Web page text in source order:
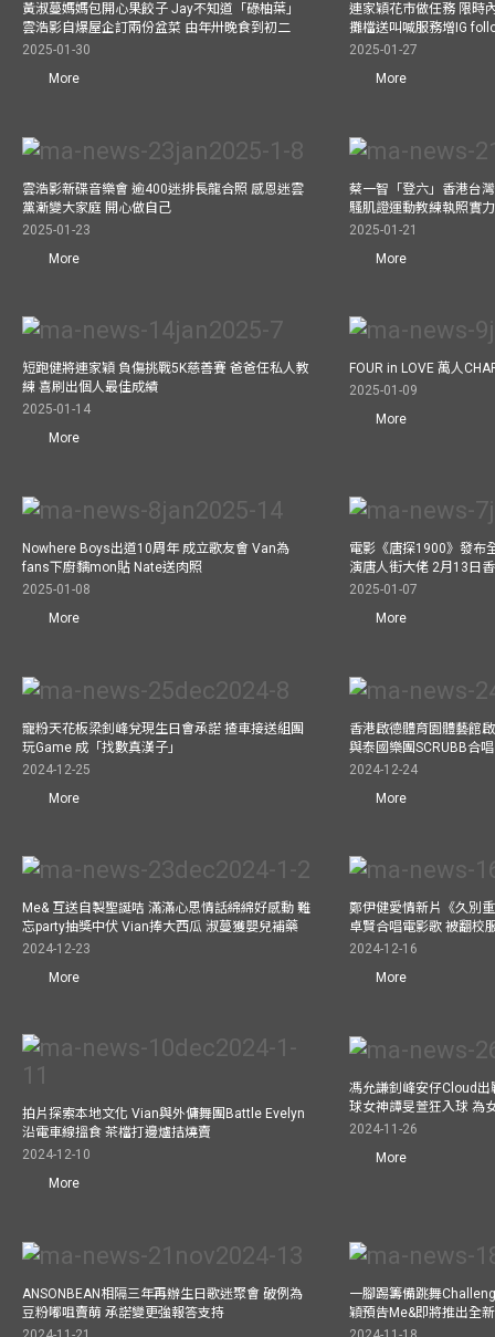
黃淑蔓媽媽包開心果餃子 Jay不知道「碌柚葉」
雲浩影自爆屋企訂兩份盆菜 由年卅晚食到初二
2025-01-30
More
連家穎花市做任務 限時
攤檔送叫喊服務增IG
2025-01-27
More
雲浩影新碟音樂會 逾400迷排長龍合照 感恩迷雲
黨漸變大家庭 開心做自己
2025-01-23
More
蔡一智「登六」香港台
騷肌證運動教練執照實
2025-01-21
More
短跑健將連家穎 負傷挑戰5K慈善賽 爸爸任私人教
練 喜刷出個人最佳成績
2025-01-14
More
FOUR in LOVE 萬人
2025-01-09
More
Nowhere Boys出道10周年 成立歌友會 Van為
fans下廚黐mon貼 Nate送肉照
2025-01-08
More
電影《唐探1900》發布
演唐人街大佬 2月13日
2025-01-07
More
寵粉天花板梁釗峰兌現生日會承諾 揸車接送組團
玩Game 成「找數真漢子」
2024-12-25
More
香港啟德體育園體藝館
與泰國樂團SCRUBB合
2024-12-24
More
Me& 互送自製聖誕咭 滿滿心思情話綿綿好感動 難
忘party抽獎中伏 Vian捧大西瓜 淑蔓獲嬰兒補藥
2024-12-23
More
鄭伊健愛情新片《久別
卓賢合唱電影歌 被翻校
2024-12-16
More
拍片探索本地文化 Vian與外傭舞團Battle Evelyn
沿電車線搵食 茶檔打邊爐拮燒賣
2024-12-10
More
馮允謙釗峰安仔Cloud
球女神譚旻萱狂入球 為
2024-11-26
More
ANSONBEAN相隔三年再辦生日歌迷聚會 破例為
豆粉嘟咀賣萌 承諾變更強報答支持
一腳踢籌備跳舞
穎預告Me&即將推出全